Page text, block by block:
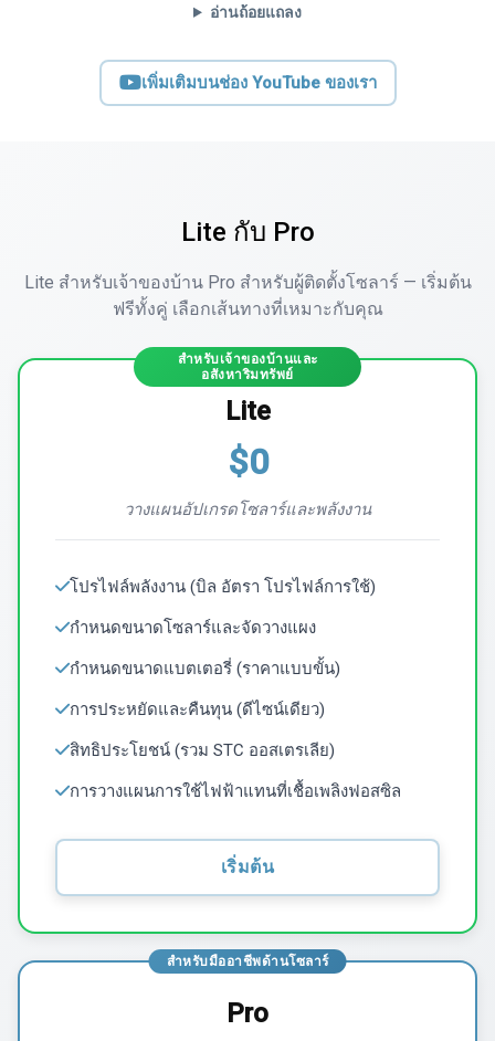
อ่านถ้อยแถลง
เพิ่มเติมบนช่อง YouTube ของเรา
Lite กับ Pro
Lite สำหรับเจ้าของบ้าน Pro สำหรับผู้ติดตั้งโซลาร์ — เริ่มต้น
ฟรีทั้งคู่ เลือกเส้นทางที่เหมาะกับคุณ
สำหรับเจ้าของบ้านและ
อสังหาริมทรัพย์
Lite
$0
วางแผนอัปเกรดโซลาร์และพลังงาน
โปรไฟล์พลังงาน (บิล อัตรา โปรไฟล์การใช้)
กำหนดขนาดโซลาร์และจัดวางแผง
กำหนดขนาดแบตเตอรี่ (ราคาแบบขั้น)
การประหยัดและคืนทุน (ดีไซน์เดียว)
สิทธิประโยชน์ (รวม STC ออสเตรเลีย)
การวางแผนการใช้ไฟฟ้าแทนที่เชื้อเพลิงฟอสซิล
เริ่มต้น
สำหรับมืออาชีพด้านโซลาร์
Pro